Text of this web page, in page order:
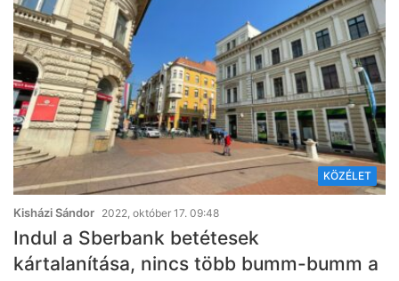
KÖZÉLET
Kisházi Sándor 2022, október 17. 09:48
Indul a Sberbank betétesek
kártalanítása, nincs több bumm-bumm a